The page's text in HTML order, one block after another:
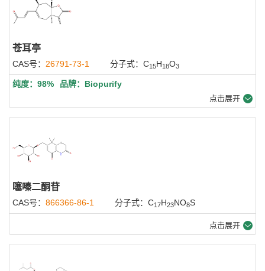
苍耳亭
CAS号： 26791-73-1 分子式：C15H18O3
纯度：98% 品牌：Biopurify
点击展开
噻嗪二酮苷
CAS号： 866366-86-1 分子式：C17H23NO8S
点击展开